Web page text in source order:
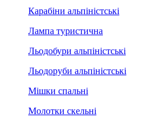
Карабіни альпіністські
Лампа туристична
Льодобури альпіністські
Льодоруби альпіністські
Мішки спальні
Молотки скельні